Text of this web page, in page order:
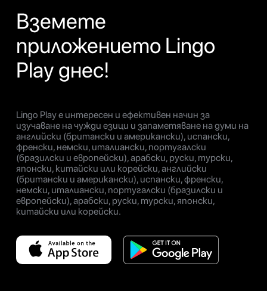
Вземете
приложението Lingo
Play днес!
Lingo Play е интересен и ефективен начин за
изучаване на чужди езици и запаметяване на думи на
английски (британски и американски), испански,
френски, немски, италиански, португалски
(бразилски и европейски), арабски, руски, турски,
японски, китайски или корейски, английски
(британски и американски), испански, френски,
немски, италиански, португалски (бразилски и
европейски), арабски, руски, турски, японски,
китайски или корейски.